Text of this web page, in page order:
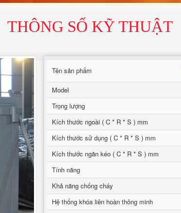
THÔNG SỐ KỸ THUẬT
Tên sản phẩm
Model
Trọng lượng
Kích thước ngoài ( C * R * S ) mm
Kích thước sử dụng ( C * R * S ) mm
Kích thước ngăn kéo ( C * R * S ) mm
Tính năng
Khả năng chống cháy
Hệ thống khóa liên hoàn thông minh